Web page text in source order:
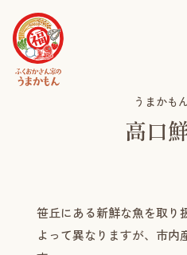
うまかも
高口
笹丘にある新鮮な魚を取り
よって異なりますが、市内